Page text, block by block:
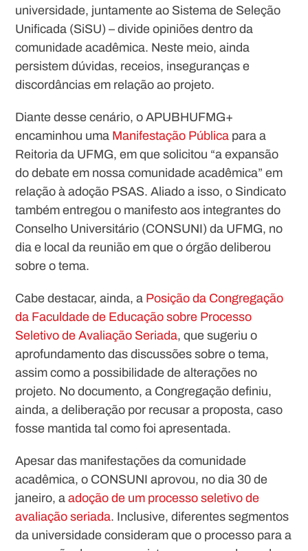
universidade, juntamente ao Sistema de Seleção
Unificada (SiSU) – divide opiniões dentro da
comunidade acadêmica. Neste meio, ainda
persistem dúvidas, receios, inseguranças e
discordâncias em relação ao projeto.
Diante desse cenário, o APUBHUFMG+
encaminhou uma Manifestação Pública para a
Reitoria da UFMG, em que solicitou “a expansão
do debate em nossa comunidade acadêmica” em
relação à adoção PSAS. Aliado a isso, o Sindicato
também entregou o manifesto aos integrantes do
Conselho Universitário (CONSUNI) da UFMG, no
dia e local da reunião em que o órgão deliberou
sobre o tema.
Cabe destacar, ainda, a Posição da Congregação
da Faculdade de Educação sobre Processo
Seletivo de Avaliação Seriada, que sugeriu o
aprofundamento das discussões sobre o tema,
assim como a possibilidade de alterações no
projeto. No documento, a Congregação definiu,
ainda, a deliberação por recusar a proposta, caso
fosse mantida tal como foi apresentada.
Apesar das manifestações da comunidade
acadêmica, o CONSUNI aprovou, no dia 30 de
janeiro, aadoção de um processo seletivo de
avaliação seriada. Inclusive, diferentes segmentos
da universidade consideram que o processo para a